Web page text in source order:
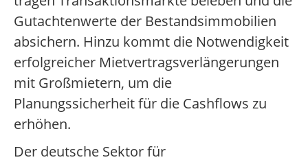
Gutachtenwerte der Bestandsimmobilien
absichern. Hinzu kommt die Notwendigkeit
erfolgreicher Mietvertragsverlängerungen
mit Großmietern, um die
Planungssicherheit für die Cashflows zu
erhöhen.
Der deutsche Sektor für